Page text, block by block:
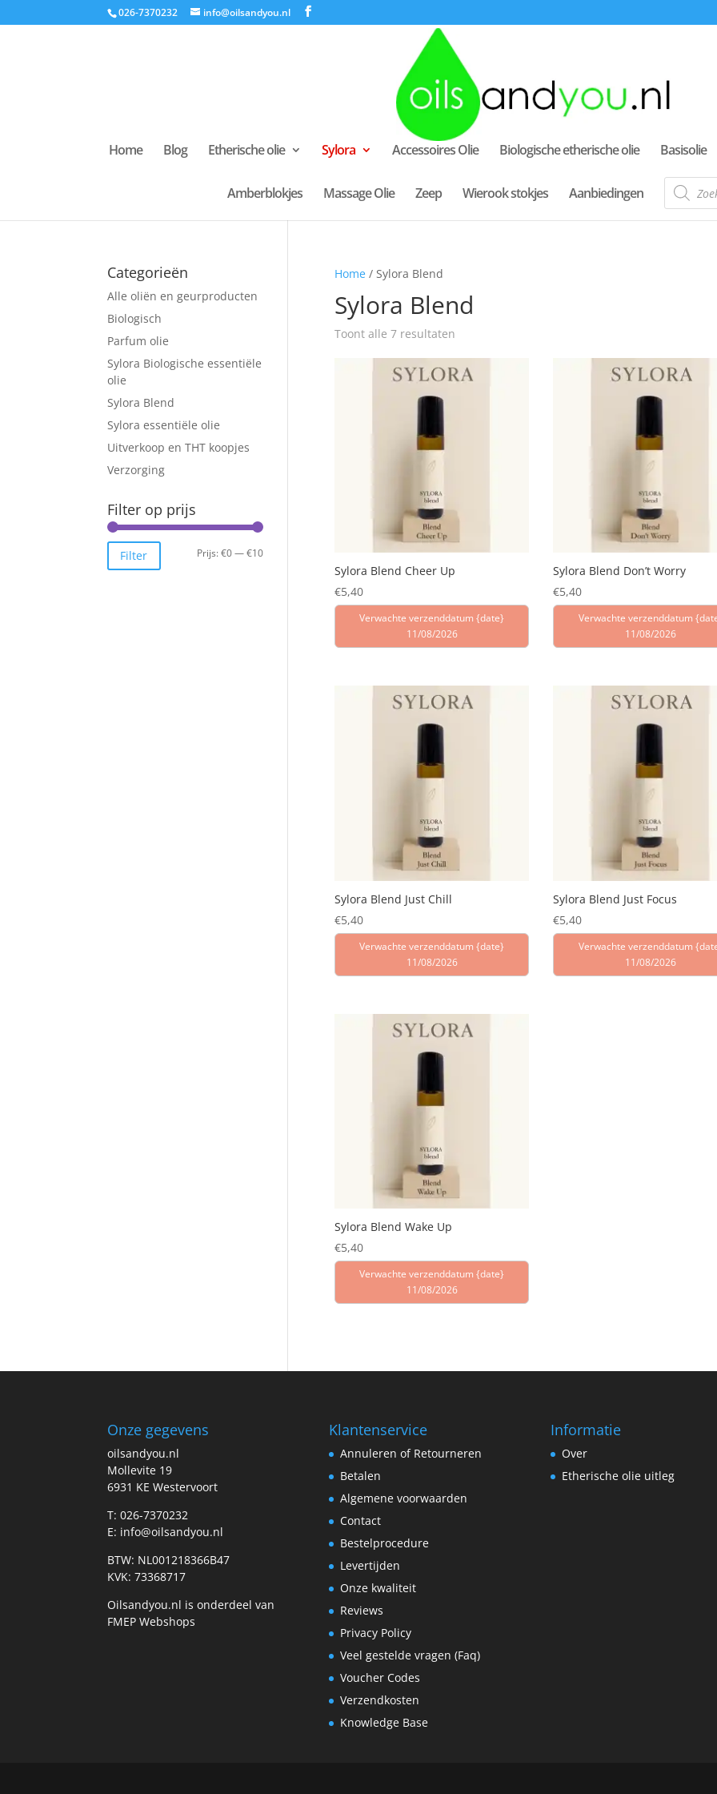
026-7370232 info@oilsandyou.nl
Home Blog Etherische olie Sylora Accessoires Olie Biologische etherische olie Basisolie
Amberblokjes Massage Olie Zeep Wierook stokjes Aanbiedingen zoeken
Home/ Sylora Blend
Sylora Blend
Toont alle 7 resultaten
Sylora Blend Cheer Up
€5,40
Verwachte verzenddatum {date}
11/08/2026
Sylora Blend Don’t Worry
€5,40
Verwachte verzenddatum
11/08/2026
Sylora Blend Just Chill
€5,40
Verwachte verzenddatum {date}
11/08/2026
Sylora Blend Just Focus
€5,40
Verwachte verzenddatum
11/08/2026
Sylora Blend Wake Up
€5,40
Verwachte verzenddatum {date}
11/08/2026
Categorieën
Alle oliën en geurproducten
Biologisch
Parfum olie
Sylora Biologische essentiële
olie
Sylora Blend
Sylora essentiële olie
Uitverkoop en THT koopjes
Verzorging
Filter op prijs
Min.
Max.
Filter Prijs:€0—€10
Onze gegevens
oilsandyou.nl
Mollevite 19
6931 KE Westervoort
T: 026-7370232
E: info@oilsandyou.nl
BTW: NL001218366B47
KVK: 73368717
Oilsandyou.nl is onderdeel van
FMEP Webshops
Klantenservice
Annuleren of Retourneren
Betalen
Algemene voorwaarden
Contact
Bestelprocedure
Levertijden
Onze kwaliteit
Reviews
Privacy Policy
Veel gestelde vragen (Faq)
Voucher Codes
Verzendkosten
Knowledge Base
Informatie
Over
Etherische olie uitleg